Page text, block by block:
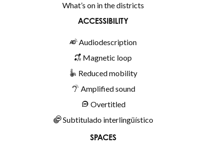
What’s on in the districts
ACCESSIBILITY
Audiodescription
Magnetic loop
Reduced mobility
Amplified sound
Overtitled
Subtitulado interlingüístico
SPACES